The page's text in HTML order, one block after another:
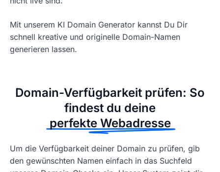
Mit unserem KI Domain Generator kannst Du Dir
schnell kreative und originelle Domain-Namen
generieren lassen.
Domain-Verfügbarkeit prüfen: So
findest du deine
perfekte Webadresse
Um die Verfügbarkeit deiner Domain zu prüfen, gib
den gewünschten Namen einfach in das Suchfeld